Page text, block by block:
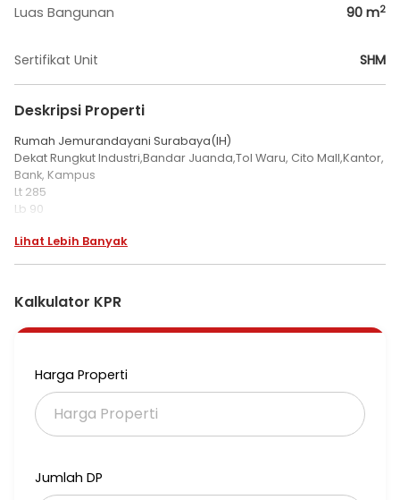
Luas Bangunan 90 m2
Sertifikat Unit SHM
Deskripsi Properti
Rumah Jemurandayani Surabaya(IH)
Dekat Rungkut Industri,Bandar Juanda,Tol Waru, Cito Mall,Kantor,
Bank, Kampus
Lt 285
Lb 90
2Kt/1Km/dapur
Lebar Pavilion 4.50m2
Panj rmh induk 9.35m2
Panj Pavilion 10m2
2200W
Harga 2,9 M Nego
Hub : Indri
Lihat Lebih Banyak
Kalkulator KPR
Harga Properti
Jumlah DP